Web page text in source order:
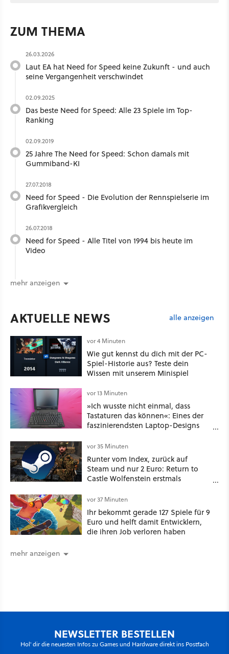
ZUM THEMA
26.03.2026
Laut EA hat Need for Speed keine Zukunft - und auch
seine Vergangenheit verschwindet
02.09.2025
Das beste Need for Speed: Alle 23 Spiele im Top-
Ranking
02.09.2019
25 Jahre The Need for Speed: Schon damals mit
Gummiband-KI
27.07.2018
Need for Speed - Die Evolution der Rennspielserie im
Grafikvergleich
26.07.2018
Need for Speed - Alle Titel von 1994 bis heute im
Video
mehr anzeigen
AKTUELLE NEWS alle anzeigen
vor 4 Minuten
Wie gut kennst du dich mit der PC-
Spiel-Historie aus? Teste dein
Wissen mit unserem Minispiel
vor 13 Minuten
»Ich wusste nicht einmal, dass
Tastaturen das können«: Eines der
faszinierendsten Laptop-Designs
vor 35 Minuten
Runter vom Index, zurück auf
Steam und nur 2 Euro: Return to
Castle Wolfenstein erstmals
Markt
vor 37 Minuten
Ihr bekommt gerade 127 Spiele für 9
Euro und helft damit Entwicklern,
die ihren Job verloren haben
mehr anzeigen
NEWSLETTER BESTELLEN
Hol' dir die neuesten Infos zu Games und Hardware direkt ins Postfach